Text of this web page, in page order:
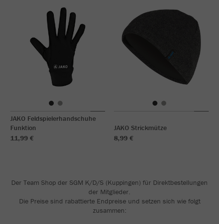
JAKO Feldspielerhandschuhe
Funktion
11,99 €
JAKO Strickmütze
8,99 €
Der Team Shop der SGM K/D/S (Kuppingen) für Direktbestellungen
der Mitglieder.
Die Preise sind rabattierte Endpreise und setzen sich wie folgt
zusammen: